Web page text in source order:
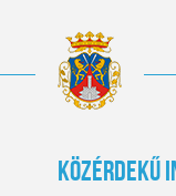
Közérdekű